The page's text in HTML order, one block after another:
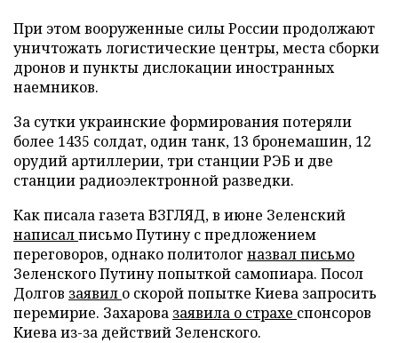
При этом вооруженные силы России продолжают
уничтожать логистические центры, места сборки
дронов и пункты дислокации иностранных
наемников.
За сутки украинские формирования потеряли
более 1435 солдат, один танк, 13 бронемашин, 12
орудий артиллерии, три станции РЭБ и две
станции радиоэлектронной разведки.
Как писала газета ВЗГЛЯД, в июне Зеленский
написалписьмо Путину с предложением
переговоров, однако политолог назвал письмо
Зеленского Путину попыткой самопиара. Посол
Долгов заявил о скорой попытке Киева запросить
перемирие. Захарова заявила о страхе спонсоров
Киева из-за действий Зеленского.